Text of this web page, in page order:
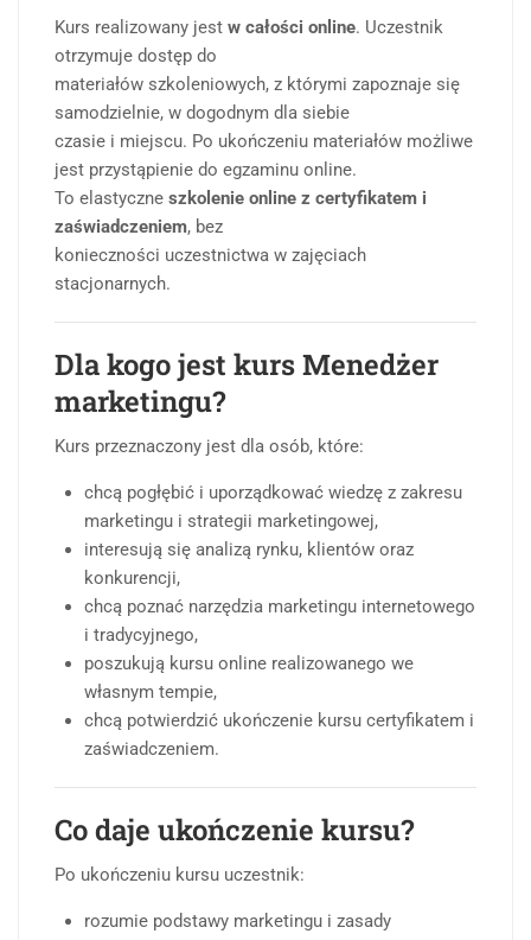
Kurs realizowany jest w całości online. Uczestnik
otrzymuje dostęp do
materiałów szkoleniowych, z którymi zapoznaje się
samodzielnie, w dogodnym dla siebie
czasie i miejscu. Po ukończeniu materiałów możliwe
jest przystąpienie do egzaminu online.
To elastyczne szkolenie online z certyfikatem i
zaświadczeniem, bez
konieczności uczestnictwa w zajęciach
stacjonarnych.
Dla kogo jest kurs Menedżer
marketingu?
Kurs przeznaczony jest dla osób, które:
chcą pogłębić i uporządkować wiedzę z zakresu
marketingu i strategii marketingowej,
interesują się analizą rynku, klientów oraz
konkurencji,
chcą poznać narzędzia marketingu internetowego
i tradycyjnego,
poszukują kursu online realizowanego we
własnym tempie,
chcą potwierdzić ukończenie kursu certyfikatem i
zaświadczeniem.
Co daje ukończenie kursu?
Po ukończeniu kursu uczestnik:
rozumie podstawy marketingu i zasady